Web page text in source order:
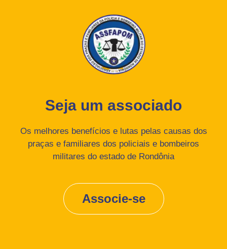
Seja um associado
Os melhores benefícios e lutas pelas causas dos
praças e familiares dos policiais e bombeiros
militares do estado de Rondônia
Associe-se